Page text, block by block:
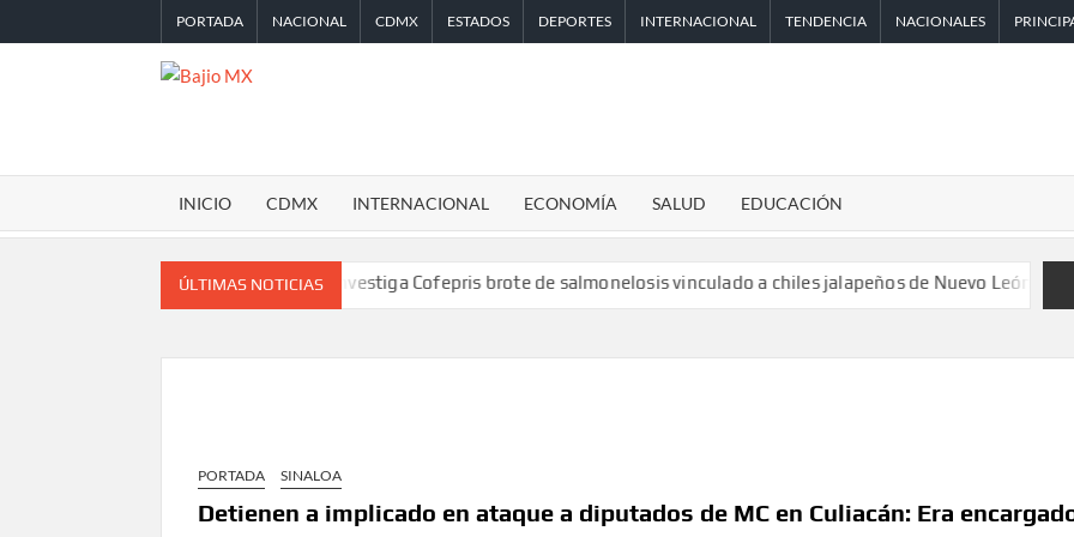
al
PORTADA NACIONAL CDMX ESTADOS DEPORTES INTERNACIONAL TENDENCIA NACIONALES
MX
INICIO CDMX INTERNACIONAL ECONOMÍA SALUD EDUCACIÓN
ÚLTIMAS NOTICIAS
la Leagues Cup 2026 Investiga Cofepris brote de salmonelosis vinculado a chiles jalapeños de Nuevo León y Sinaloa
PORTADA SINALOA
Detienen a implicado en ataque a diputados de MC en Culiacán: Era